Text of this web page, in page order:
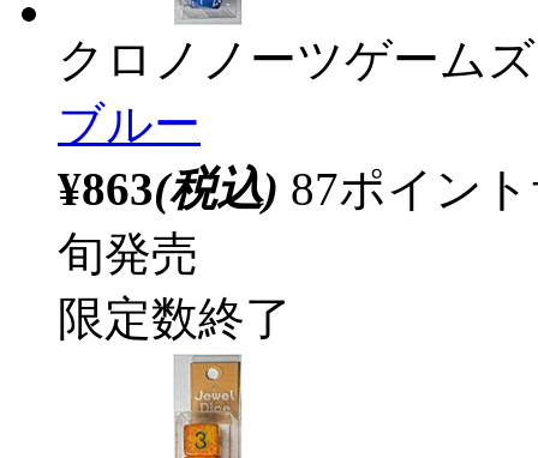
クロノノーツゲームズ
ブルー
¥863(税込) 87ポイン
旬発売
限定数終了